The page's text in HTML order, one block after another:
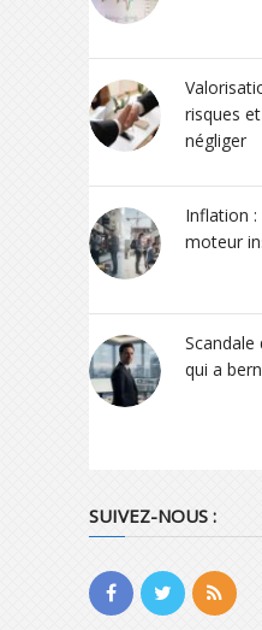
risques
négliger
Inflation
moteur
Scandale
qui a
SUIVEZ-NOUS :